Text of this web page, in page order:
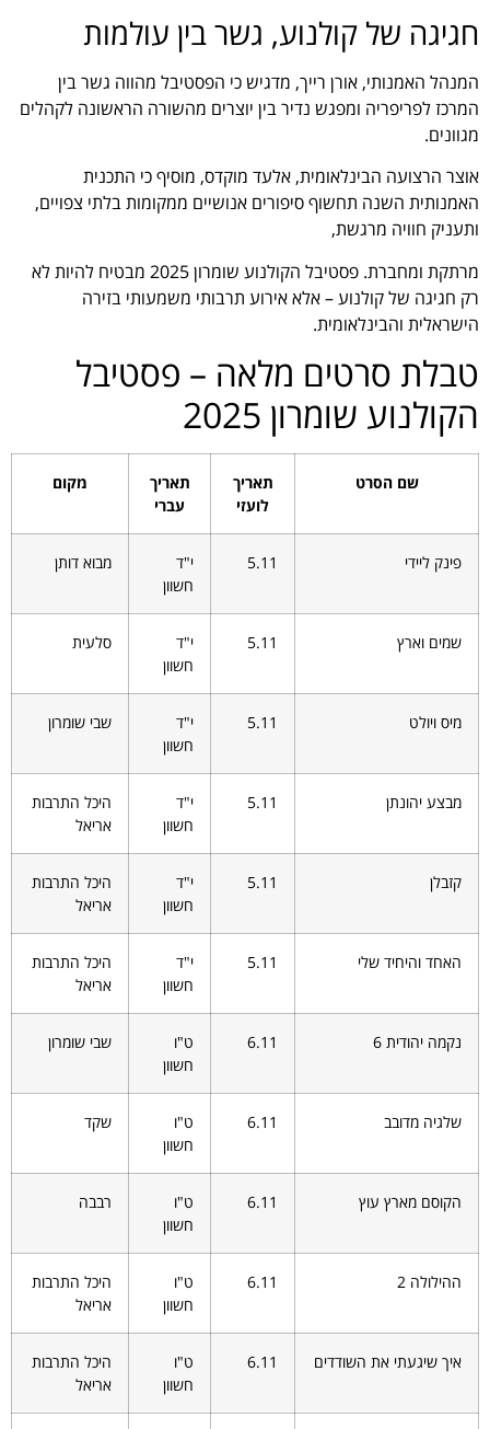
חגיגה של קולנוע, גשר בין עולמות
המנהל האמנותי, אורן רייך, מדגיש כי הפסטיבל מהווה גשר בין
המרכז לפריפריה ומפגש נדיר בין יוצרים מהשורה הראשונה לקהלים
מגוונים.
אוצר הרצועה הבינלאומית, אלעד מוקדס, מוסיף כי התכנית
האמנותית השנה תחשוף סיפורים אנושיים ממקומות בלתי צפויים,
ותעניק חוויה מרגשת,
מרתקת ומחברת. פסטיבל הקולנוע שומרון 2025 מבטיח להיות לא
רק חגיגה של קולנוע – אלא אירוע תרבותי משמעותי בזירה
הישראלית והבינלאומית.
טבלת סרטים מלאה – פסטיבל
הקולנוע שומרון 2025
שם הסרט
תאריך
לועזי
תאריך
עברי
מקום
פינק ליידי 5.11
י"ד
חשוון
מבוא דותן
שמים וארץ 5.11
י"ד
חשוון
סלעית
מיס ויולט 5.11
י"ד
חשוון
שבי שומרון
מבצע יהונתן 5.11
י"ד
חשוון
היכל התרבות
אריאל
קזבלן 5.11
י"ד
חשוון
היכל התרבות
אריאל
האחד והיחיד שלי 5.11
י"ד
חשוון
היכל התרבות
אריאל
נקמה יהודית 6 6.11
ט"ו
חשוון
שבי שומרון
שלגיה מדובב 6.11
ט"ו
חשוון
שקד
הקוסם מארץ עוץ 6.11
ט"ו
חשוון
רבבה
ההילולה 2 6.11
ט"ו
חשוון
היכל התרבות
אריאל
איך שיגעתי את השודדים 6.11
ט"ו
חשוון
היכל התרבות
אריאל